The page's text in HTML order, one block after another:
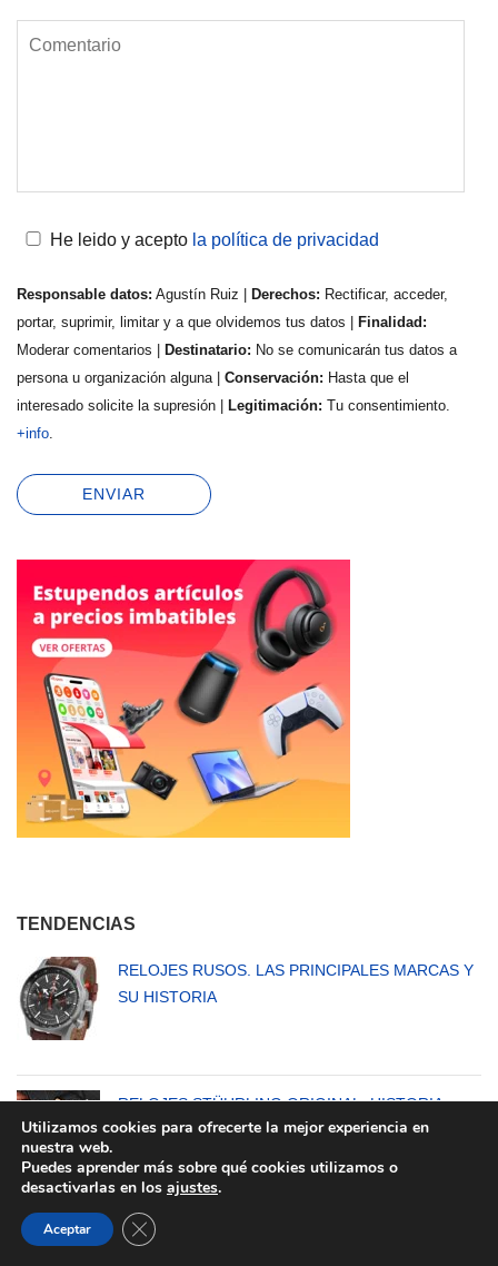
He leido y acepto la política de privacidad
Responsable datos: Agustín Ruiz | Derechos: Rectificar, acceder,
portar, suprimir, limitar y a que olvidemos tus datos |
Finalidad:
Moderar comentarios |
Destinatario: No se comunicarán tus datos a
persona u organización alguna | Conservación: Hasta que el
interesado solicite la supresión |
Legitimación: Tu consentimiento.
+info.
TENDENCIAS
RELOJES RUSOS. LAS PRINCIPALES MARCAS Y
SU HISTORIA
RELOJES STÜHRLING ORIGINAL: HISTORIA,
PRECIOS Y OPINIONES
RELOJES HAIQIN: HISTORIA Y OPINIONES ¿SON
Utilizamos cookies para ofrecerte la mejor experiencia en
nuestra web.
Puedes aprender más sobre qué cookies utilizamos o
desactivarlas en los ajustes.
Aceptar CERRAR EL BANNER DE COOKIES RGPD